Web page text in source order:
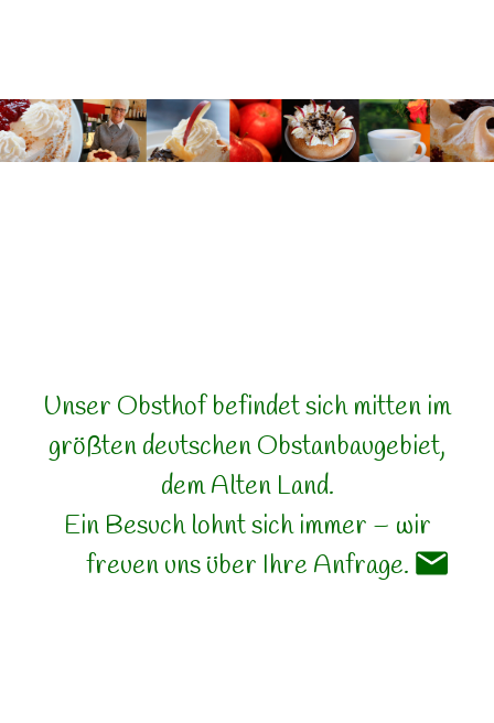
Unser Obsthof befindet sich mitten im
größten deutschen Obstanbaugebiet,
dem Alten Land.
Ein Besuch lohnt sich immer – wir
freuen uns über Ihre Anfrage.